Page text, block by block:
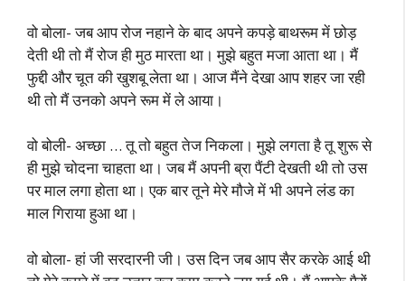
वो बोला- जब आप रोज नहाने के बाद अपने कपड़े बाथरूम में छोड़
देती थी तो मैं रोज ही मुठ मारता था। मुझे बहुत मजा आता था। मैं
फुद्दी और चूत की खुशबू लेता था। आज मैंने देखा आप शहर जा रही
थी तो मैं उनको अपने रूम में ले आया।
वो बोली- अच्छा … तू तो बहुत तेज निकला। मुझे लगता है तू शुरू से
ही मुझे चोदना चाहता था। जब मैं अपनी ब्रा पैंटी देखती थी तो उस
पर माल लगा होता था। एक बार तूने मेरे मौजे में भी अपने लंड का
माल गिराया हुआ था।
वो बोला- हां जी सरदारनी जी। उस दिन जब आप सैर करके आई थी